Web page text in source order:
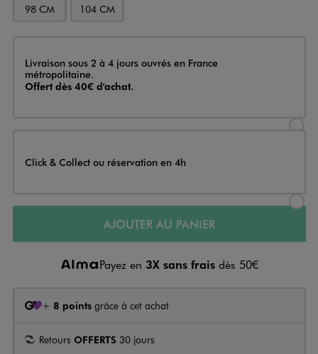
98 CM 104 CM
Livraison
Livraison sous 2 à 4 jours ouvrés en France
métropolitaine.
Offert dès 40€ d'achat.
Click & Collect ou réservation en 4h
AJOUTER AU PANIER
Payez en 3X sans frais dès 50€
+ 8 points grâce à cet achat
Retours OFFERTS 30 jours